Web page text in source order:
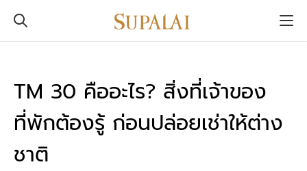
TM 30 คืออะไร? สิ่งที่เจ้าของ
ที่พักต้องรู้ ก่อนปล่อยเช่าให้ต่าง
ชาติ